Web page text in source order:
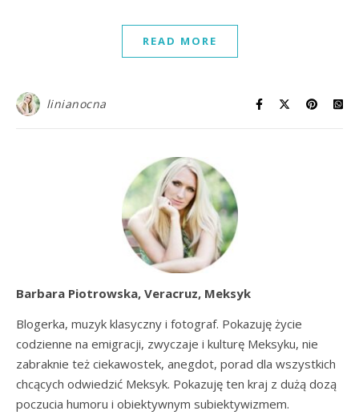
READ MORE
linianocna
Barbara Piotrowska, Veracruz, Meksyk
Blogerka, muzyk klasyczny i fotograf. Pokazuję życie
codzienne na emigracji, zwyczaje i kulturę Meksyku, nie
zabraknie też ciekawostek, anegdot, porad dla wszystkich
chcących odwiedzić Meksyk. Pokazuję ten kraj z dużą dozą
poczucia humoru i obiektywnym subiektywizmem.